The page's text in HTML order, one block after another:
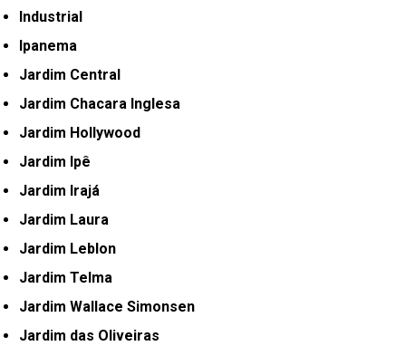
Industrial
Ipanema
Jardim Central
Jardim Chacara Inglesa
Jardim Hollywood
Jardim Ipê
Jardim Irajá
Jardim Laura
Jardim Leblon
Jardim Telma
Jardim Wallace Simonsen
Jardim das Oliveiras